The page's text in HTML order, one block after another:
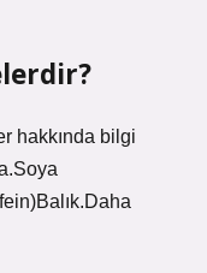
hakkında bilgi